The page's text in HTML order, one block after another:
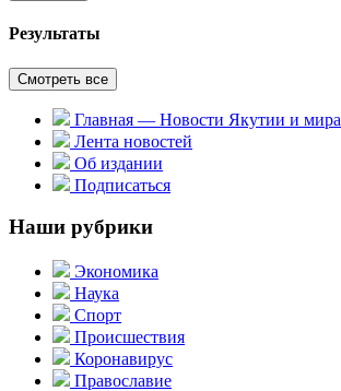
Результаты
Смотреть все
Главная — Новости Якутии и мира
Лента новостей
Об издании
Подписаться
Наши рубрики
Экономика
Наука
Спорт
Происшествия
Коронавирус
Православие